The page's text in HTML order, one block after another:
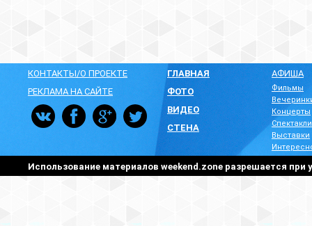
КОНТАКТЫ/О ПРОЕКТЕ
РЕКЛАМА НА САЙТЕ
ГЛАВНАЯ
ФОТО
ВИДЕО
СТЕНА
АФИША
Фильмы
Концерты
Спектакли
Выставки
Использование материалов weekend.zone разрешается